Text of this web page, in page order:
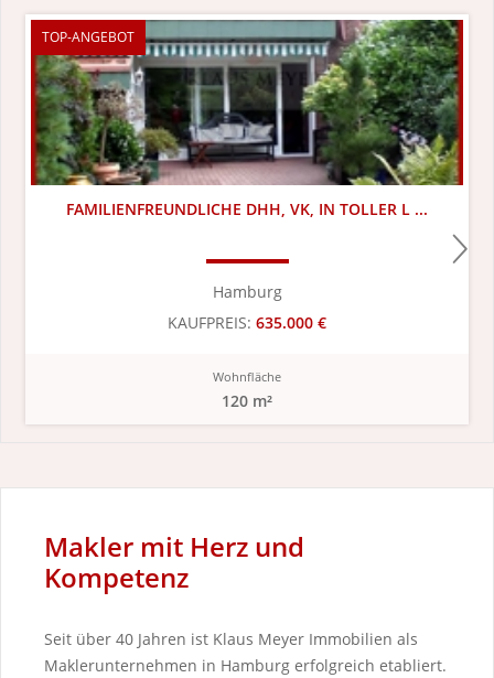
TOP-ANGEBOT
FAMILIENFREUNDLICHE DHH, VK, IN TOLLER L ...
Hamburg
KAUFPREIS: 635.000 €
Wohnfläche
120 m²
Makler mit Herz und
Kompetenz
Seit über 40 Jahren ist Klaus Meyer Immobilien als
Maklerunternehmen in Hamburg erfolgreich etabliert.